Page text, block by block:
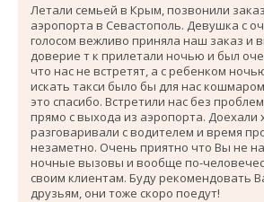
Летали семьей в Крым, позвонили
аэропорта в Севастополь. Девушка с
голосом вежливо приняла наш заказ и
доверие т к прилетали ночью и был
что нас не встретят, а с ребенком
искать такси было бы для нас
это спасибо. Вcтретили нас без
прямо с выхода из аэропорта. Доехали
разговаривали с водителем и время
незаметно. Очень приятно что Вы не
ночные вызовы и вообще по-
своим клиентам. Буду рекомендовать
друзьям, они тоже скоро поедут!